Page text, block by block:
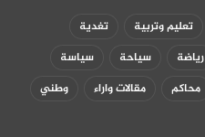
تعليم وتربية
تغدية
رياضة سياحة
سياسة
محاكم مقالات واراء وطني